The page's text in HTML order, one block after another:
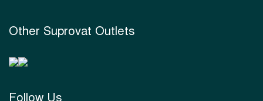
Other Suprovat Outlets
Follow Us